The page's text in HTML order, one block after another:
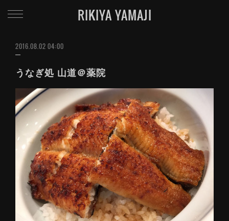
RIKIYA YAMAJI
2016.08.02 04:00
うなぎ処 山道＠薬院